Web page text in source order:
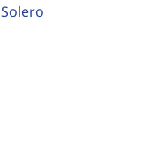
Solero